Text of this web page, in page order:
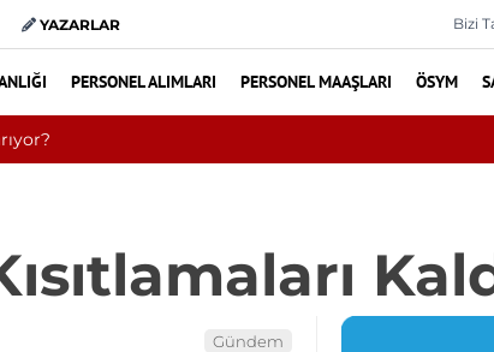
YAZARLAR Bizi
PERSONEL ALIMLARI PERSONEL MAAŞLARI ÖSYM
Mücadele Etti: Sağlık Sorunlarının Nedeni Evi Çıktı
Gündem